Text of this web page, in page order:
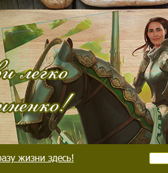
жизни здесь!